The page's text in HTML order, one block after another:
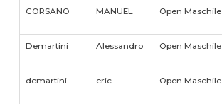
CORSANO MANUEL Open Maschile
Demartini Alessandro Open Maschile
demartini eric Open Maschile